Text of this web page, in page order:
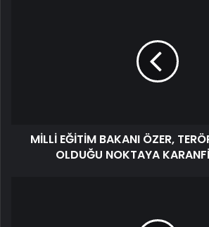
MİLLİ EĞİTİM BAKANI ÖZER,
OLDUĞU NOKTAYA